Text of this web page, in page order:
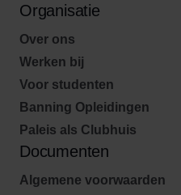
Organisatie
Over ons
Werken bij
Voor studenten
Banning Opleidingen
Paleis als Clubhuis
Documenten
Algemene voorwaarden